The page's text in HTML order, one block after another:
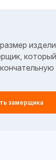
который
замерщика